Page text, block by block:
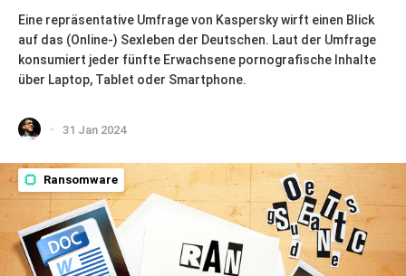
Eine repräsentative Umfrage von Kaspersky wirft einen Blick
auf das (Online-) Sexleben der Deutschen. Laut der Umfrage
konsumiert jeder fünfte Erwachsene pornografische Inhalte
über Laptop, Tablet oder Smartphone.
31 Jan 2024
Ransomware